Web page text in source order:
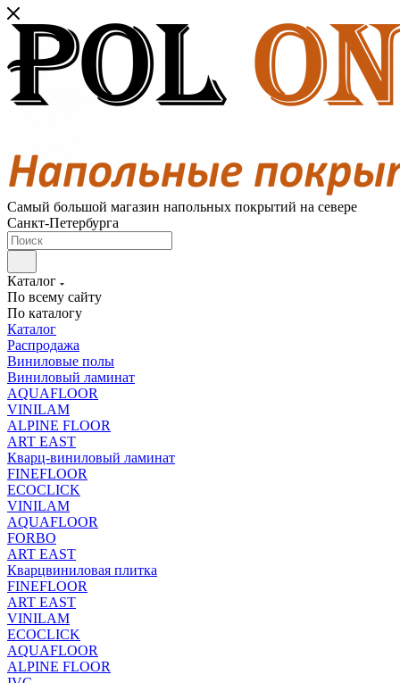
Самый большой магазин напольных покрытий на севере
Санкт-Петербурга
Каталог
По всему сайту
По каталогу
Каталог
Распродажа
Виниловые полы
Виниловый ламинат
AQUAFLOOR
VINILAM
ALPINE FLOOR
ART EAST
Кварц-виниловый ламинат
FINEFLOOR
ECOCLICK
VINILAM
AQUAFLOOR
FORBO
ART EAST
Кварцвиниловая плитка
FINEFLOOR
ART EAST
VINILAM
ECOCLICK
AQUAFLOOR
ALPINE FLOOR